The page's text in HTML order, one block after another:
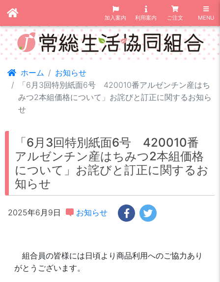
加入案内 利用案内 ご注文 MENU
ホーム
お知らせ
「6月3回特別紙面6号 420010番アルゼンチン産はち
みつ2本組価格について」お詫びと訂正に関するお知ら
せ
「6月3回特別紙面6号 420010番
アルゼンチン産はちみつ2本組価格
について」お詫びと訂正に関するお
知らせ
2025年6月9日 お知らせ
組合員の皆様には日頃より商品利用へのご協力あり
がとうございます。